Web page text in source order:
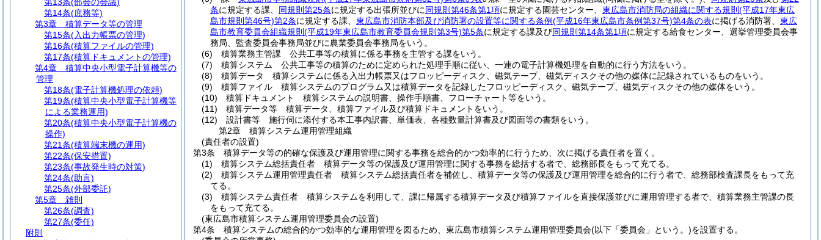
条に規定する課、 同規則第25条に規定する出張所並びに同規則第46条第1項に規定する園芸センター、 東広島市消防局の組織に関する規則 (平成17年東広
島市規則第46号)第2条に規定する課、 東広島市消防本部及び消防署の設置等に関する条例(平成16年東広島市条例第37号)第4条の表に掲げる消防署、 東広
島市教育委員会組織規則 (平成19年東広島市教育委員会規則第3号)第5条に規定する課及び同規則第14条第1項に規定する給食センター、選挙管理委員会事
務局、監査委員会事務局並びに農業委員会事務局をいう。
(6)
積算業務主管課 公共工事等の積算に係る事務を主管する課をいう。
(7)
積算システム 公共工事等の積算のために定められた処理手順に従い、一連の電子計算機処理を自動的に行う方法をいう。
(8)
積算データ 積算システムに係る入出力帳票又はフロッピーディスク、磁気テープ、磁気ディスクその他の媒体に記録されているものをいう。
(9)
積算ファイル 積算システムのプログラム又は積算データを記録したフロッピーディスク、磁気テープ、磁気ディスクその他の媒体をいう。
(10)
積算ドキュメント 積算システムの説明書、操作手順書、フローチャート等をいう。
(11)
積算データ等 積算データ、積算ファイル及び積算ドキュメントをいう。
(12)
設計書等 施行伺に添付する本工事内訳書、単価表、各種数量計算書及び図面等の書類をいう。
第2章
積算システム運用管理組織
(責任者の設置)
第3条
積算データ等の的確な保護及び運用管理に関する事務を総合的かつ効率的に行うため、次に掲げる責任者を置く。
(1)
積算システム総括責任者 積算データ等の保護及び運用管理に関する事務を総括する者で、総務部長をもって充てる。
(2)
積算システム運用管理責任者 積算システム総括責任者を補佐し、積算データ等の保護及び運用管理を総合的に行う者で、総務部検査課長をもって充
てる。
(3)
積算システム責任者 積算システムを利用して、課に帰属する積算データ及び積算ファイルを直接保護並びに運用管理する者で、積算業務主管課の長
をもって充てる。
(東広島市積算システム運用管理委員会の設置)
第4条
積算システムの総合的かつ効率的な運用管理を図るため、東広島市積算システム運用管理委員会(以下「委員会」という。)を設置する。
第14条(庶務等)
第3章
積算データ等の管理
第15条(入出力帳票の管理)
第16条(積算ファイルの管理)
第17条(積算ドキュメントの管理)
第4章
積算中央小型電子計算機等の
管理
第18条(電子計算機処理の依頼)
第19条(積算中央小型電子計算機等
による業務運用)
第20条(積算中央小型電子計算機の
操作)
第21条(積算端末機の運用)
第22条(保安措置)
第23条(事故発生時の対策)
第24条(助言)
第25条(外部委託)
第5章
雑則
第26条(調査)
第27条(委任)
附則